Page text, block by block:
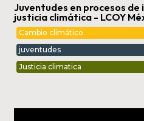
Juventudes en procesos de
justicia climática - LCOY
Cambio climático
juventudes
Justicia climatica